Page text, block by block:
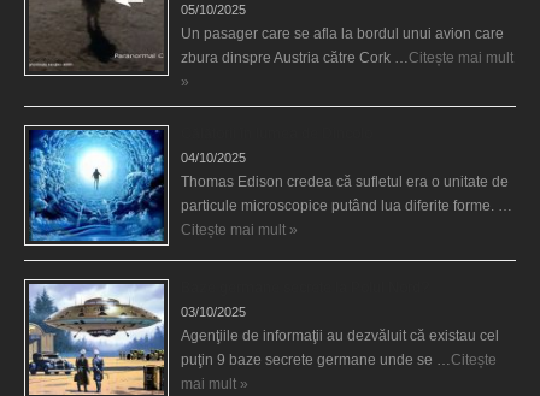
05/10/2025
Un pasager care se afla la bordul unui avion care
zbura dinspre Austria către Cork …Citește mai mult
»
04/10/2025
Thomas Edison credea că sufletul era o unitate de
particule microscopice putând lua diferite forme. …
Citește mai mult »
03/10/2025
Agenţiile de informaţii au dezvăluit că existau cel
puţin 9 baze secrete germane unde se …Citește
mai mult »